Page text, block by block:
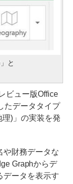
と
ビュー版Office
たデータタイプ
理)」の実装を発
財務データな
Graphからデ
データを表示す